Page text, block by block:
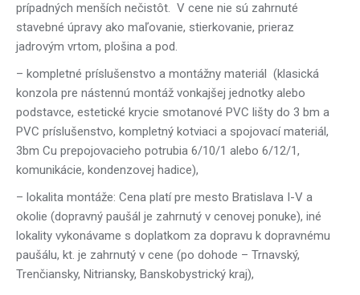
prípadných menších nečistôt. V cene nie sú zahrnuté
stavebné úpravy ako maľovanie, stierkovanie, prieraz
jadrovým vrtom, plošina a pod.
– kompletné príslušenstvo a montážny materiál (klasická
konzola pre nástennú montáž vonkajšej jednotky alebo
podstavce, estetické krycie smotanové PVC lišty do 3 bm a
PVC príslušenstvo, kompletný kotviaci a spojovací materiál,
3bm Cu prepojovacieho potrubia 6/10/1 alebo 6/12/1,
komunikácie, kondenzovej hadice),
– lokalita montáže: Cena platí pre mesto Bratislava I-V a
okolie (dopravný paušál je zahrnutý v cenovej ponuke), iné
lokality vykonávame s doplatkom za dopravu k dopravnému
paušálu, kt. je zahrnutý v cene (po dohode – Trnavský,
Trenčiansky, Nitriansky, Banskobystrický kraj),